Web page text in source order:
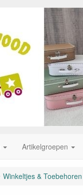
Artikelgroepen
Winkeltjes & Toebehoren